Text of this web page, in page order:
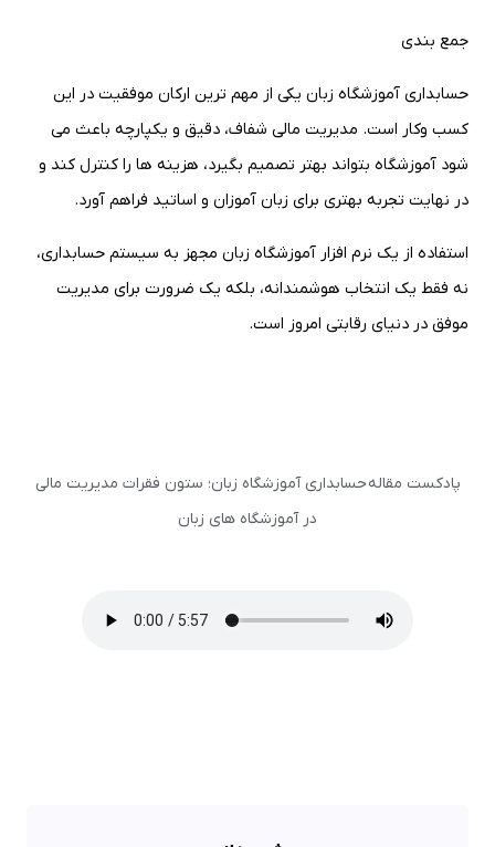
جمع بندی
حسابداری آموزشگاه زبان یکی از مهم ترین ارکان موفقیت در این
کسب وکار است. مدیریت مالی شفاف، دقیق و یکپارچه باعث می
شود آموزشگاه بتواند بهتر تصمیم بگیرد، هزینه ها را کنترل کند و
در نهایت تجربه بهتری برای زبان آموزان و اساتید فراهم آورد.
استفاده از یک نرم افزار آموزشگاه زبان مجهز به سیستم حسابداری،
نه فقط یک انتخاب هوشمندانه، بلکه یک ضرورت برای مدیریت
موفق در دنیای رقابتی امروز است.
پادکست مقاله حسابداری آموزشگاه زبان؛ ستون فقرات مدیریت مالی
در آموزشگاه های زبان